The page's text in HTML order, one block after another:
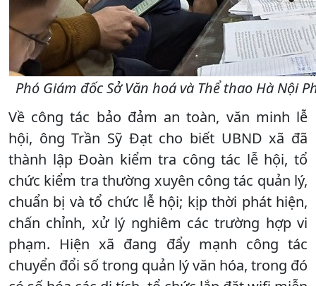
Phó Giám đốc Sở Văn hoá và Thể thao Hà Nội
Về công tác bảo đảm an toàn, văn minh lễ
hội, ông Trần Sỹ Đạt cho biết UBND xã đã
thành lập Đoàn kiểm tra công tác lễ hội, tổ
chức kiểm tra thường xuyên công tác quản lý,
chuẩn bị và tổ chức lễ hội; kịp thời phát hiện,
chấn chỉnh, xử lý nghiêm các trường hợp vi
phạm. Hiện xã đang đẩy mạnh công tác
chuyển đổi số trong quản lý văn hóa, trong đó